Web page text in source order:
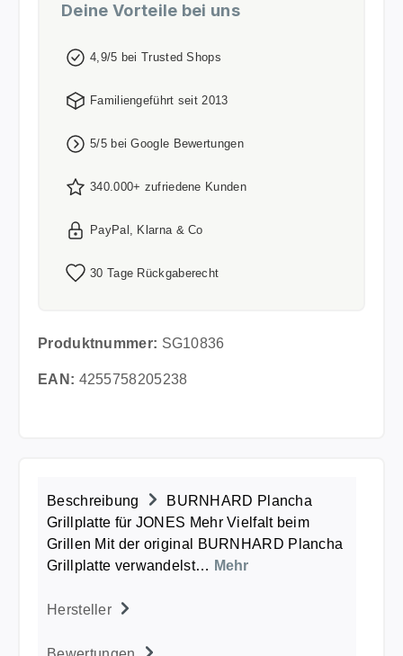
Deine Vorteile bei uns
4,9/5 bei Trusted Shops
Familiengeführt seit 2013
5/5 bei Google Bewertungen
340.000+ zufriedene Kunden
PayPal, Klarna & Co
30 Tage Rückgaberecht
Produktnummer: SG10836
EAN: 4255758205238
Beschreibung
BURNHARD Plancha
Grillplatte für JONES Mehr Vielfalt beim
Grillen Mit der original BURNHARD Plancha
Grillplatte verwandelst… Mehr
Hersteller